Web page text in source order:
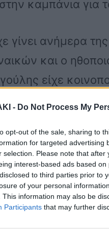
- Do Not Process My
opt-out of the sale, sharing to
for targeted advertising
selection. Please note that
interest-based ads based
to third parties prior to
of your personal
This information may also be
Participants that may further
καμπάνια για
γίνει ανήμερα
και ο
είχε
παρακάτω
επαίσχυντη
διαχωρισμό
κατά των
φύλο και έχει
την σωματική,